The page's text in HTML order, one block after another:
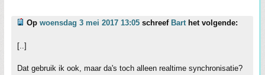
Op woensdag 3 mei 2017 13:05 schreef Barthet volgende:
[..]
Dat gebruik ik ook, maar da's toch alleen realtime synchronisatie?